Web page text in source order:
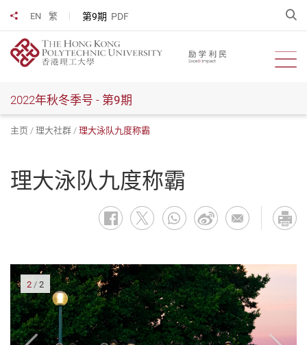
EN 繁 第9期 PDF
分享到
开
2022年秋冬季号 - 第9期
主页 理大社群 理大泳队九度称霸
理大泳队九度称霸
1 / 2